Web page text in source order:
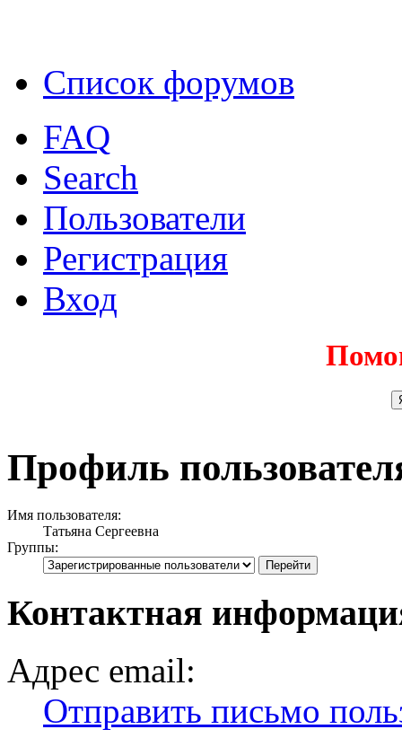
Список форумов
FAQ
Search
Пользователи
Регистрация
Вход
Профиль
Имя пользователя:
Татьяна Сергеевна
Группы:
Контактная
Адрес email:
Отправить письмо